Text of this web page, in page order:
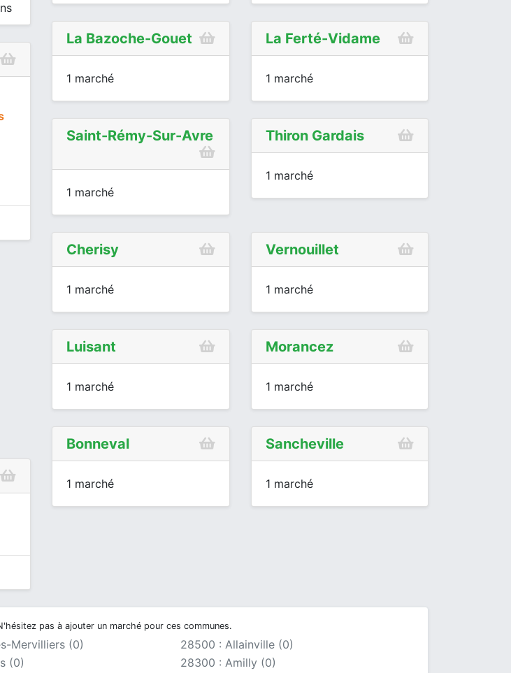
La Bazoche-Gouet
1 marché
La Ferté-Vidame
1 marché
Saint-Rémy-Sur-Avre
1 marché
Thiron Gardais
1 marché
Cherisy
1 marché
Vernouillet
1 marché
Luisant
1 marché
Morancez
1 marché
Bonneval
1 marché
Sancheville
1 marché
pas à ajouter un marché pour ces communes.
Mervilliers (0)
28500 : Allainville (0)
(0) 28300 : Amilly (0)